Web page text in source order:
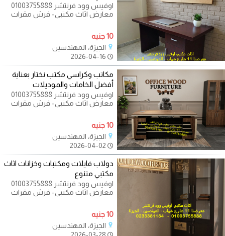
اوفيس وود فرنتشر 01003755888
معارض اثاث مكتبي- فرش مقرات
ادارية - مكاتب - كراسي - طاولات
اجتماعات - اثاث
10 جنيه
الجيزة، المهندسين
مكاتب وكراسي مكتب نختار بعناية
أفضل الخامات والموديلات
اوفيس وود فرنتشر 01003755888
معارض اثاث مكتبي- فرش مقرات
ادارية - مكاتب - كراسي - طاولات
اجتماعات - اثاث
10 جنيه
الجيزة، المهندسين
دولاب فايلات ومكتبات وخزانات اثاث
مكتبي متنوع
اوفيس وود فرنتشر 01003755888
معارض اثاث مكتبي- فرش مقرات
ادارية - مكاتب - كراسي - طاولات
اجتماعات - اثاث
10 جنيه
الجيزة، المهندسين